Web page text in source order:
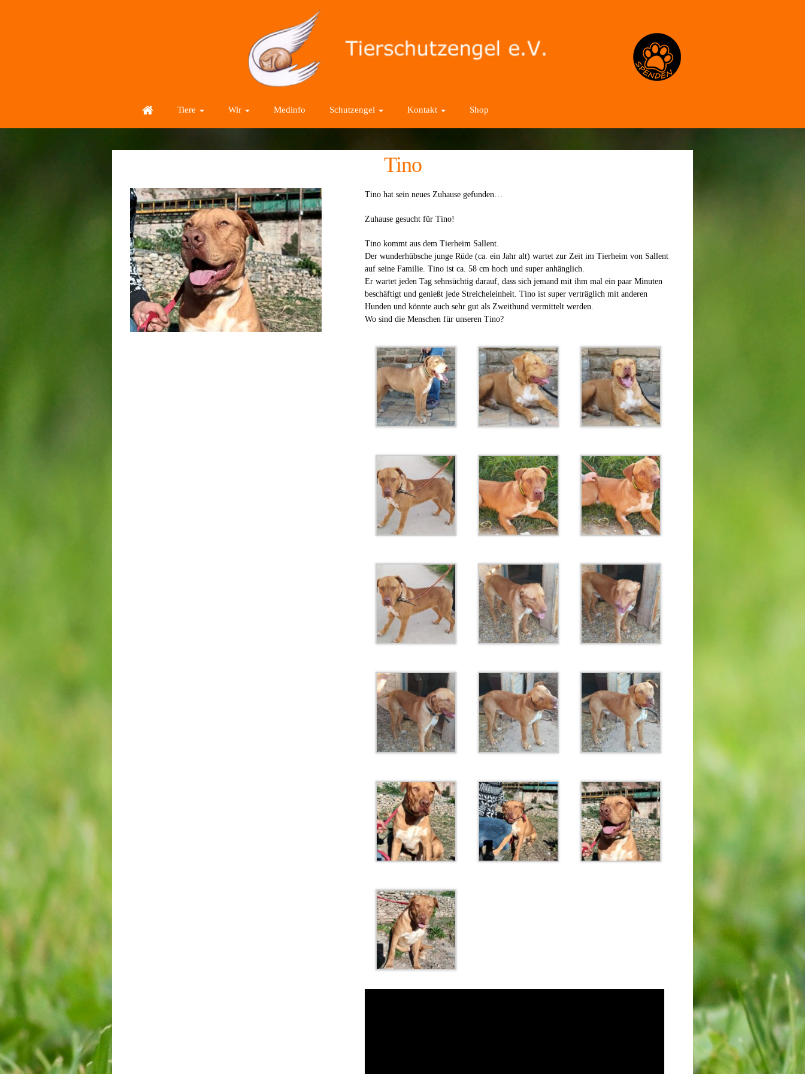
Tiere Wir Medinfo Schutzengel Kontakt Shop
Tino
Tino hat sein neues Zuhause gefunden…
Zuhause gesucht für Tino!
Tino kommt aus dem Tierheim Sallent.
Der wunderhübsche junge Rüde (ca. ein Jahr alt) wartet zur Zeit im Tierheim von Sallent
auf seine Familie. Tino ist ca. 58 cm hoch und super anhänglich.
Er wartet jeden Tag sehnsüchtig darauf, dass sich jemand mit ihm mal ein paar Minuten
beschäftigt und genießt jede Streicheleinheit. Tino ist super verträglich mit anderen
Hunden und könnte auch sehr gut als Zweithund vermittelt werden.
Wo sind die Menschen für unseren Tino?